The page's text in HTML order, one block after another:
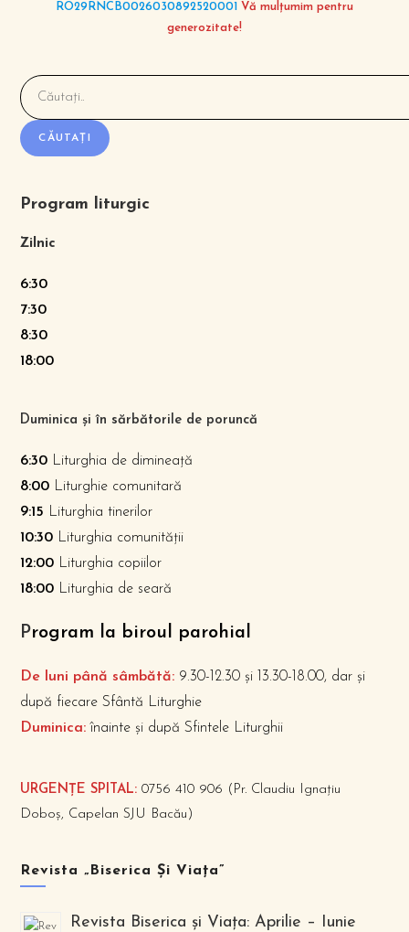
RO29RNCB0026030892520001 Vă mulțumim pentru
generozitate!
CĂUTAȚI
Program liturgic
Zilnic
6:30
7:30
8:30
18:00
Duminica și în sărbătorile de poruncă
6:30 Liturghia de dimineață
8:00 Liturghie comunitară
9:15 Liturghia tinerilor
10:30 Liturghia comunității
12:00 Liturghia copiilor
18:00 Liturghia de seară
Program la biroul parohial
De luni până sâmbătă: 9.30-12.30 și 13.30-18.00, dar și
după fiecare Sfântă Liturghie
Duminica: înainte și după Sfintele Liturghii
URGENȚE SPITAL: 0756 410 906 (Pr. Claudiu Ignațiu
Doboș, Capelan SJU Bacău)
Revista „Biserica Și Viața”
Revista Biserica și Viața: Aprilie – Iunie